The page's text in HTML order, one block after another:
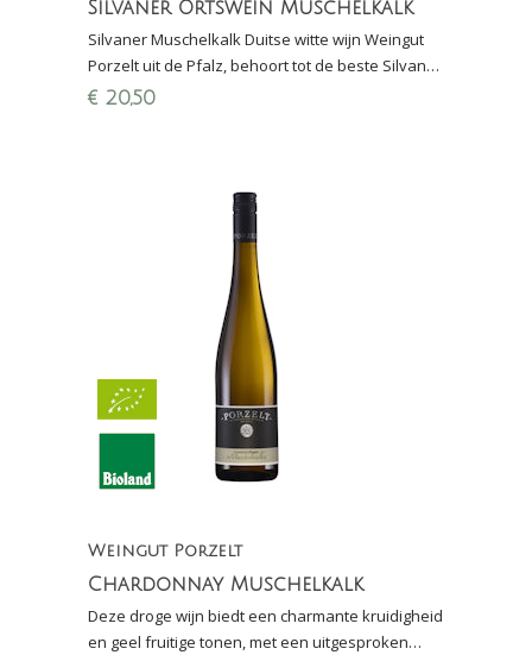
Silvaner Ortswein Muschelkalk
Silvaner Muschelkalk Duitse witte wijn Weingut
Porzelt uit de Pfalz, behoort tot de beste Silvaner
van Duitsland, 3e plek Perswijn Wijnconcours
€ 20,50
Weingut Porzelt
Chardonnay Muschelkalk
Deze droge wijn biedt een charmante kruidigheid
en geel fruitige tonen, met een uitgesproken